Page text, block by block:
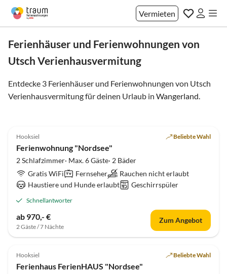
Vermieten
Ferienhäuser und Ferienwohnungen von
Utsch Verienhausvermitung
Entdecke 3 Ferienhäuser und Ferienwohnungen von Utsch
Verienhausvermitung für deinen Urlaub in Wangerland.
Hooksiel Beliebte Wahl
Ferienwohnung "Nordsee"
2 Schlafzimmer· Max. 6 Gäste· 2 Bäder
Gratis WiFi
Fernseher
Rauchen nicht erlaubt
Haustiere und Hunde erlaubt
Geschirrspüler
Schnellantworter
ab 970,- €
2 Gäste / 7 Nächte
Zum Angebot
Hooksiel Beliebte Wahl
Ferienhaus FerienHAUS "Nordsee"